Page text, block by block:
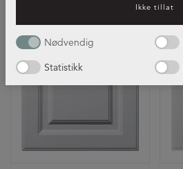
Ikke tillat
Nødvendig
Statistikk